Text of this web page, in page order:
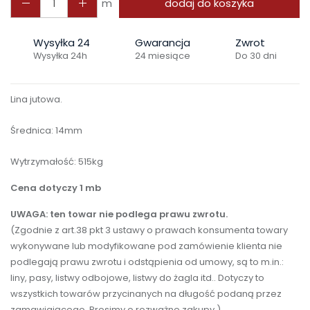
m dodaj do koszyka
Wysyłka 24
Wysyłka 24h
Gwarancja
24 miesiące
Zwrot
Do 30 dni
Lina jutowa.
Średnica: 14mm
Wytrzymałość: 515kg
Cena dotyczy 1 mb
UWAGA: ten towar nie podlega prawu zwrotu.
(Zgodnie z art.38 pkt 3 ustawy o prawach konsumenta towary
wykonywane lub modyfikowane pod zamówienie klienta nie
podlegają prawu zwrotu i odstąpienia od umowy, są to m.in.:
liny, pasy, listwy odbojowe, listwy do żagla itd.. Dotyczy to
wszystkich towarów przycinanych na długość podaną przez